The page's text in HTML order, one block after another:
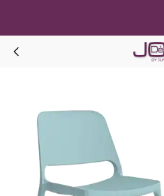
NUKE
Informativa sulla raccolta
Le tue preferenze